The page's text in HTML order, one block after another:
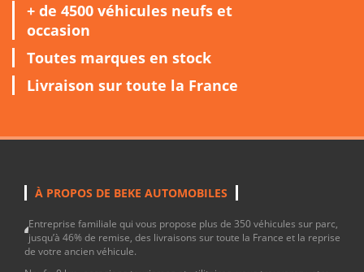
+ de 4500 véhicules neufs et
occasion
Toutes marques en stock
Livraison sur toute la France
À PROPOS DE BEKE AUTOMOBILES
Entreprise familiale qui vous propose plus de 350 véhicules sur parc,
jusqu’à 46% de remise, des livraisons sur toute la France et la reprise
de votre ancien véhicule.